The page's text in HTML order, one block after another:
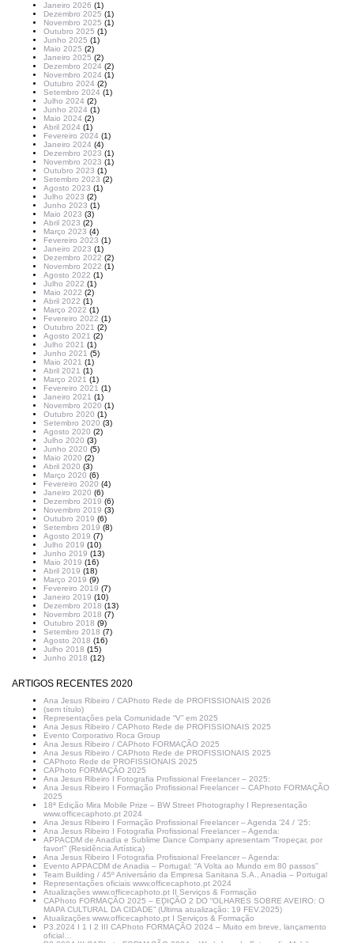
Janeiro 2026 (1)
Dezembro 2025 (1)
Novembro 2025 (1)
Outubro 2025 (1)
Junho 2025 (1)
Maio 2025 (2)
Janeiro 2025 (2)
Dezembro 2024 (2)
Novembro 2024 (1)
Outubro 2024 (2)
Setembro 2024 (1)
Julho 2024 (2)
Junho 2024 (1)
Maio 2024 (2)
Abril 2024 (1)
Fevereiro 2024 (1)
Janeiro 2024 (4)
Dezembro 2023 (1)
Novembro 2023 (1)
Outubro 2023 (1)
Setembro 2023 (2)
Agosto 2023 (1)
Julho 2023 (2)
Junho 2023 (1)
Maio 2023 (3)
Abril 2023 (2)
Março 2023 (4)
Fevereiro 2023 (1)
Janeiro 2023 (1)
Dezembro 2022 (2)
Novembro 2022 (1)
Agosto 2022 (1)
Julho 2022 (1)
Maio 2022 (2)
Abril 2022 (1)
Março 2022 (1)
Fevereiro 2022 (1)
Outubro 2021 (2)
Agosto 2021 (2)
Julho 2021 (1)
Junho 2021 (5)
Maio 2021 (1)
Abril 2021 (1)
Março 2021 (1)
Fevereiro 2021 (1)
Janeiro 2021 (1)
Novembro 2020 (1)
Outubro 2020 (1)
Setembro 2020 (3)
Agosto 2020 (2)
Julho 2020 (3)
Junho 2020 (5)
Maio 2020 (2)
Abril 2020 (3)
Março 2020 (6)
Fevereiro 2020 (4)
Janeiro 2020 (6)
Dezembro 2019 (6)
Novembro 2019 (3)
Outubro 2019 (6)
Setembro 2019 (8)
Agosto 2019 (7)
Julho 2019 (10)
Junho 2019 (13)
Maio 2019 (16)
Abril 2019 (18)
Março 2019 (9)
Fevereiro 2019 (7)
Janeiro 2019 (10)
Dezembro 2018 (13)
Novembro 2018 (7)
Outubro 2018 (9)
Setembro 2018 (7)
Agosto 2018 (16)
Julho 2018 (15)
Junho 2018 (12)
ARTIGOS RECENTES 2020
Ana Jesus Ribeiro / CAPhoto Rede de PROFISSIONAIS 2026
(sem título)
Representações pela Comunidade “V” em 2025
Ana Jesus Ribeiro / CAPhoto Rede de PROFISSIONAIS 2025
Evento Corporativo Roca Group
Ana Jesus Ribeiro / CAPhoto FORMAÇÃO 2025
Ana Jesus Ribeiro / CAPhoto Rede de PROFISSIONAIS 2025
CAPhoto Rede de PROFISSIONAIS 2025
CAPhoto FORMAÇÃO 2025
Ana Jesus Ribeiro I Fotografia Profissional Freelancer – 2025:
Ana Jesus Ribeiro I Formação Profissional Freelancer – CAPhoto FORMAÇÃO
2025
18ª Edição Mira Mobile Prize – BW Street Photography I Representação
www.officecaphoto.pt 2024
Ana Jesus Ribeiro I Formação Profissional Freelancer – Agenda ’24 / ’25:
Ana Jesus Ribeiro I Fotografia Profissional Freelancer – Agenda:
APPACDM de Anadia e Sublime Dance Company apresentam “Tropeçar, por
favor!” (Residência Artística)
Ana Jesus Ribeiro I Fotografia Profissional Freelancer – Agenda:
Evento APPACDM de Anadia – Portugal: “A Volta ao Mundo em 80 passos”
Team Building / 45º Aniversário da Empresa Sanitana S.A., Anadia – Portugal
Representações oficiais www.officecaphoto.pt 2024
Atualizações www.officecaphoto.pt II Serviços & Formação
CAPhoto FORMAÇÃO 2025 – EDIÇÃO 2 DO “OLHARES SOBRE AVEIRO: O
MAPA CULTURAL DA CIDADE” (Última atualização: 19 FEV.2025)
Atualizações www.officecaphoto.pt I Serviços & Formação
P3.2024 I 1 I 2 III CAPhoto FORMAÇÃO 2024 – Muito em breve, lançamento
oficial…